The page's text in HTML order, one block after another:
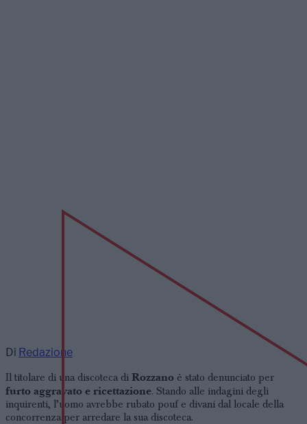
Di Redazione
Il titolare di una discoteca di Rozzano è stato denunciato per
furto aggravato e ricettazione. Stando alle indagini degli
inquirenti, l’uomo avrebbe rubato pouf e divani dal locale della
concorrenza per arredare la sua discoteca.